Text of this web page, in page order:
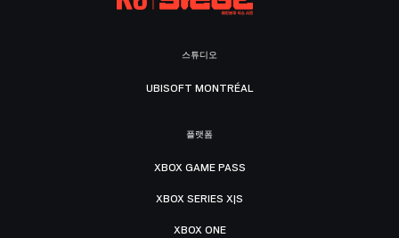
스튜디오
UBISOFT MONTRÉAL
플랫폼
XBOX GAME PASS
XBOX SERIES X|S
XBOX ONE